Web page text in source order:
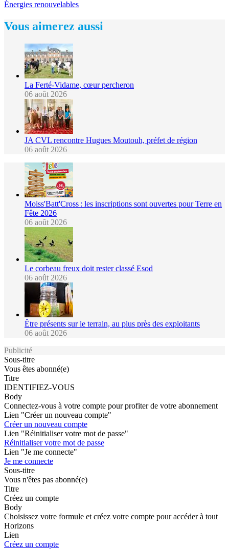
Énergies renouvelables
Vous aimerez aussi
La Ferté-Vidame, cœur percheron
06 août 2026
JA CVL rencontre Hugues Moutouh, préfet de région
06 août 2026
Moiss'Batt'Cross : les inscriptions sont ouvertes pour Terre en
Fête 2026
06 août 2026
Le corbeau freux doit rester classé Esod
06 août 2026
Être présents sur le terrain, au plus près des exploitants
06 août 2026
Publicité
Sous-titre
Vous êtes abonné(e)
Titre
IDENTIFIEZ-VOUS
Body
Connectez-vous à votre compte pour profiter de votre abonnement
Lien "Créer un nouveau compte"
Créer un nouveau compte
Lien "Réinitialiser votre mot de passe"
Réinitialiser votre mot de passe
Lien "Je me connecte"
Je me connecte
Sous-titre
Vous n'êtes pas abonné(e)
Titre
Créez un compte
Body
Choisissez votre formule et créez votre compte pour accéder à tout
Horizons
Lien
Créez un compte